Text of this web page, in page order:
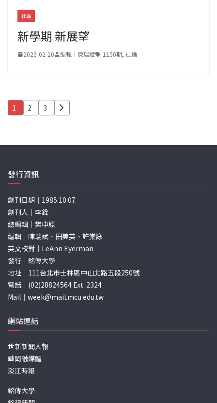
社論
新學期 新展望
2023-02-20 編輯｜陳瑞斌 1150期, 社論
文
分
頁
1 2 3
發行資訊
創刊日期｜1985.10.07
創刊人｜李銓
總編輯｜樊中原
編輯｜陳瑞斌、田美英、許棠詠
英文校對｜LeAnn Eyerman
發行｜銘傳大學
地址｜111台北市士林區中山北路五段250號
電話｜(02)28824564 Ext. 2324
Mail｜ week@mail.mcu.edu.tw
網站連結
世新新聞人報
華岡融媒體
淡江時報
銘傳大學